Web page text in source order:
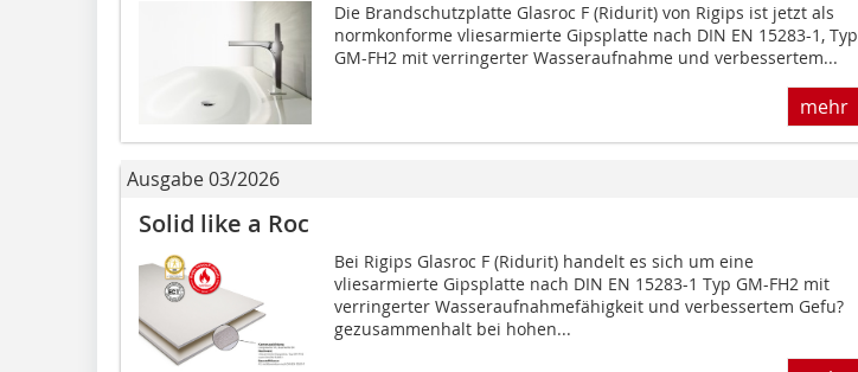
Die Brandschutzplatte Glasroc F (Ridurit) von Rigips ist jetzt als
normkonforme vliesarmierte Gipsplatte nach DIN EN 15283-1, Typ
GM-FH2 mit verringerter Wasseraufnahme und verbessertem...
mehr
Ausgabe 03/2026
Solid like a Roc
Bei Rigips Glasroc F (Ridurit) handelt es sich um eine
vliesarmierte Gipsplatte nach DIN EN 15283-1 Typ GM-FH2 mit
verringerter Wasseraufnahmefähigkeit und verbessertem Gefu?
gezusammenhalt bei hohen...